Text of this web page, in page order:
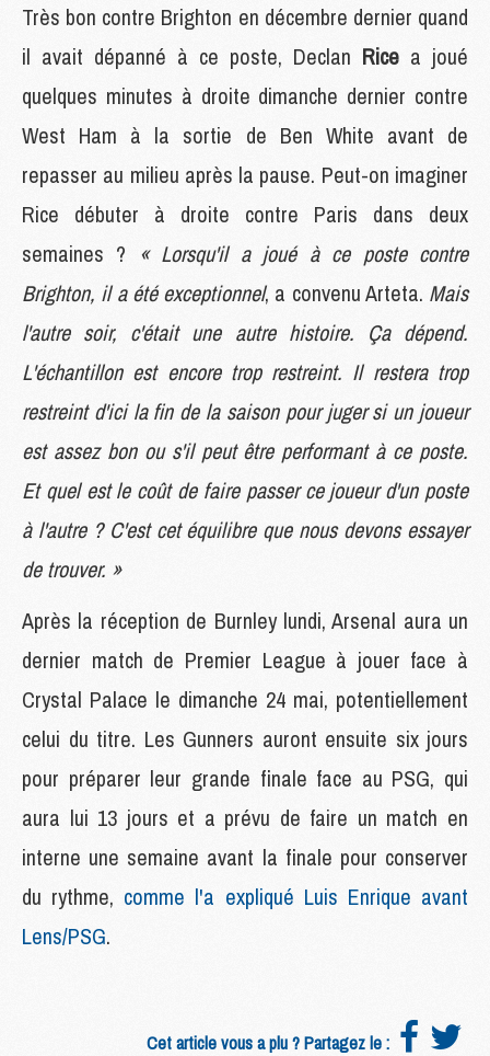
Très bon contre Brighton en décembre dernier quand
il avait dépanné à ce poste, Declan Rice a joué
quelques minutes à droite dimanche dernier contre
West Ham à la sortie de Ben White avant de
repasser au milieu après la pause. Peut-on imaginer
Rice débuter à droite contre Paris dans deux
semaines ? « Lorsqu'il a joué à ce poste contre
Brighton, il a été exceptionnel, a convenu Arteta. Mais
l'autre soir, c'était une autre histoire. Ça dépend.
L'échantillon est encore trop restreint. Il restera trop
restreint d'ici la fin de la saison pour juger si un joueur
est assez bon ou s'il peut être performant à ce poste.
Et quel est le coût de faire passer ce joueur d'un poste
à l'autre ? C'est cet équilibre que nous devons essayer
de trouver. »
Après la réception de Burnley lundi, Arsenal aura un
dernier match de Premier League à jouer face à
Crystal Palace le dimanche 24 mai, potentiellement
celui du titre. Les Gunners auront ensuite six jours
pour préparer leur grande finale face au PSG, qui
aura lui 13 jours et a prévu de faire un match en
interne une semaine avant la finale pour conserver
du rythme, comme l'a expliqué Luis Enrique avant
Lens/PSG.
Cet article vous a plu ? Partagez le :